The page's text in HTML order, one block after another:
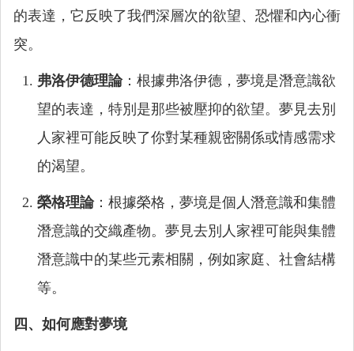
的表達，它反映了我們深層次的欲望、恐懼和內心衝
突。
弗洛伊德理論：根據弗洛伊德，夢境是潛意識欲
望的表達，特別是那些被壓抑的欲望。夢見去別
人家裡可能反映了你對某種親密關係或情感需求
的渴望。
榮格理論：根據榮格，夢境是個人潛意識和集體
潛意識的交織產物。夢見去別人家裡可能與集體
潛意識中的某些元素相關，例如家庭、社會結構
等。
四、如何應對夢境